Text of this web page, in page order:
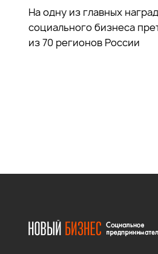
На одну из главных
социального бизнеса
из 70 регионов России